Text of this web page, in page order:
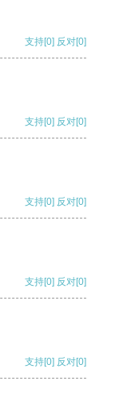
支持[0] 反对[0]
支持[0] 反对[0]
支持[0] 反对[0]
支持[0] 反对[0]
支持[0] 反对[0]